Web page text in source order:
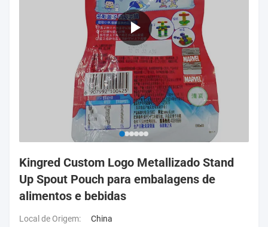
Kingred Custom Logo Metallizado Stand
Up Spout Pouch para embalagens de
alimentos e bebidas
Local de Origem:
China